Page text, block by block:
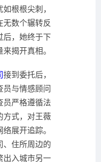
根根尖刺，
无数个辗转反
后，她终于下
揭开真相。
接到委托后，
员与情感顾问
员严格遵循法
方式，对王薇
展开追踪。
、住所周边的
出入城市另一